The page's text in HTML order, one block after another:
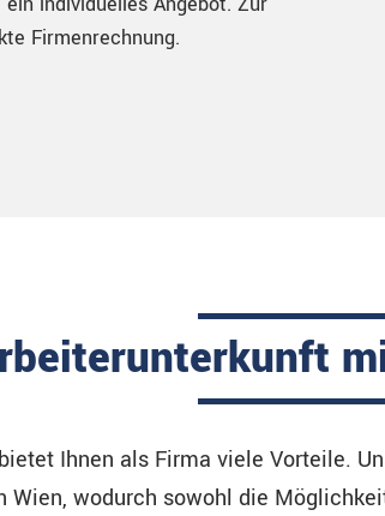
Firmenrechnung.
Ihnen als Firma viele Vorteile.
Wien, wodurch sowohl die